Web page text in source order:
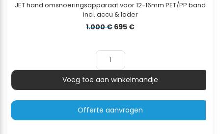
JET hand omsnoeringsapparaat voor 12-16mm PET/PP band
incl. accu & lader
1.000€ Oorspronkelijke
695 €Huidige
Aantal
Voeg toe aan winkelmandje
Offerte aanvragen